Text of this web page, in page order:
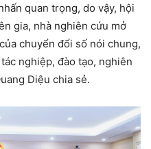
quan trọng, do vậy, hội
gia, nhà nghiên cứu mở
chuyển đổi số nói chung,
nghiệp, đào tạo, nghiên
Diệu chia sẻ.